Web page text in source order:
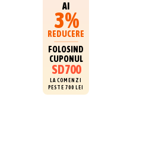
AI
3%
REDUCERE
FOLOSIND
CUPONUL
SD700
LA COMENZI
PESTE 700 LEI